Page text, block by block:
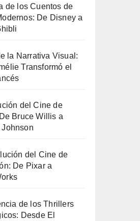
de los Cuentos de
De Disney a
la Narrativa Visual:
Transformó el
del Cine de
Bruce Willis a
del Cine de
De Pixar a
de los Thrillers
Desde El